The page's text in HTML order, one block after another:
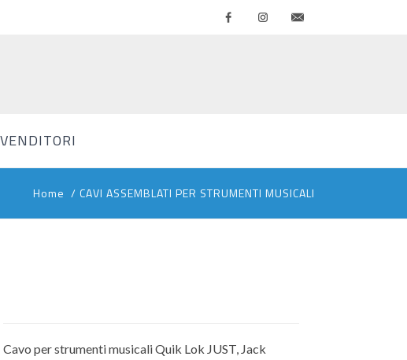
FacebookInstagram
Home / CAVI ASSEMBLATI PER STRUMENTI MUSICALI
Cavo per strumenti musicali Quik Lok JUST, Jack